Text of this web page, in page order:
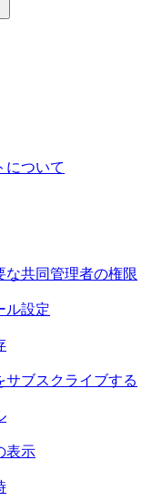
について
な共同管理者の権限
ル設定
サブスクライブする
表示